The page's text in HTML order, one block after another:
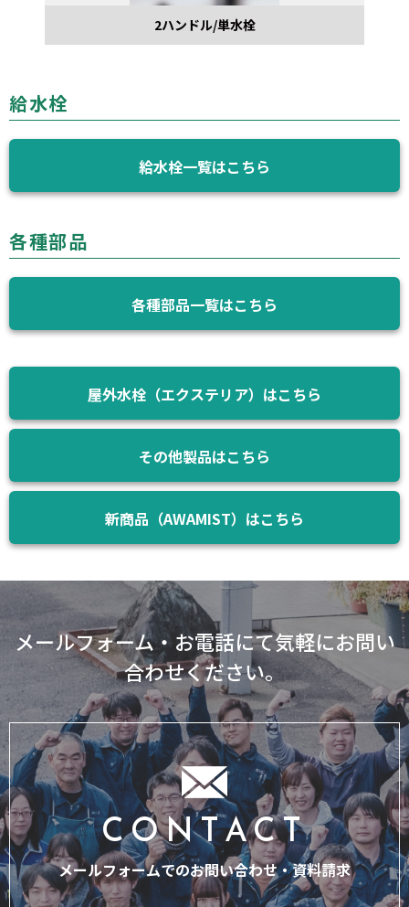
2ハンドル/単水栓
給水栓
給水栓一覧はこちら
各種部品
各種部品一覧はこちら
屋外水栓（エクステリア）はこちら
その他製品はこちら
新商品（AWAMIST）はこちら
メールフォーム・お電話にて気軽にお問い
合わせください。
CONTACT
メールフォームでのお問い合わせ・資料請求